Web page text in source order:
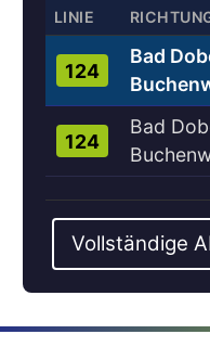
LINIE
124
Bad
124
Bad
Vollständige